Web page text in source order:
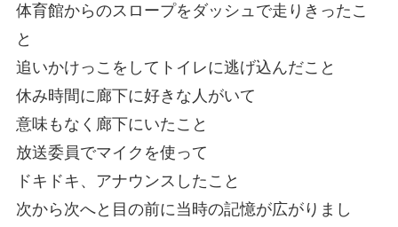
体育館からのスロープをダッシュで走りきったこ
と
追いかけっこをしてトイレに逃げ込んだこと
休み時間に廊下に好きな人がいて
意味もなく廊下にいたこと
放送委員でマイクを使って
ドキドキ、アナウンスしたこと
次から次へと目の前に当時の記憶が広がりまし